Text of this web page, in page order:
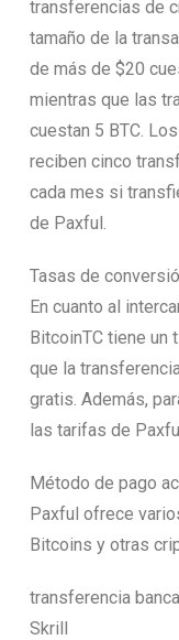
transferencias de
tamaño de la
de más de $20
mientras que las
cuestan 5 BTC.
reciben cinco
cada mes si
de Paxful.
Tasas de
En cuanto al
BitcoinTC tiene un
que la
gratis. Además,
las tarifas de
Método de pago
Paxful ofrece
Bitcoins y otras
transferencia
Skrill